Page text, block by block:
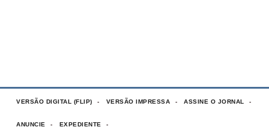
VERSÃO DIGITAL (FLIP) VERSÃO IMPRESSA ASSINE O JORNAL
ANUNCIE EXPEDIENTE